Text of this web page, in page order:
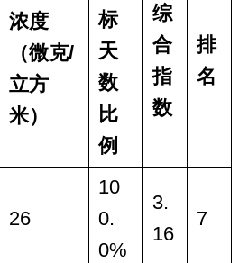
浓度
（微克/
立方
米）
标
天
数
比
例
综
合
指
数
排
名
26
10
0.
0%
3.
16
7